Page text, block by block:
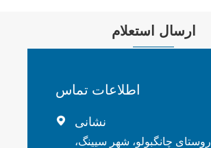
ارسال استعلام
اطلاعات تماس
 نشانی
روستای چانگبولو، شهر سیینگ،